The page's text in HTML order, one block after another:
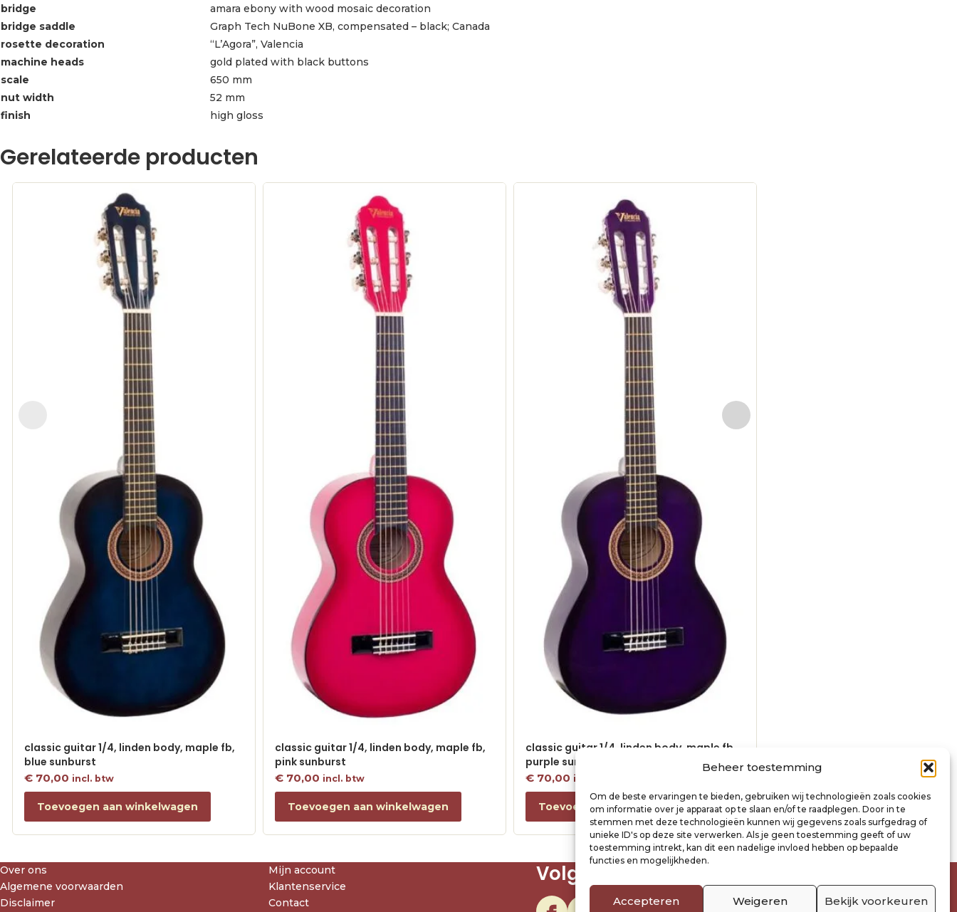
Beheer toestemming
Om de beste ervaringen te bieden, gebruiken wij technologieën zoals cookies
om informatie over je apparaat op te slaan en/of te raadplegen. Door in te
stemmen met deze technologieën kunnen wij gegevens zoals surfgedrag of
unieke ID's op deze site verwerken. Als je geen toestemming geeft of uw
toestemming intrekt, kan dit een nadelige invloed hebben op bepaalde
functies en mogelijkheden.
Accepteren Weigeren Bekijk voorkeuren
bridge
amara ebony with wood mosaic decoration
bridge saddle
Graph Tech NuBone XB, compensated – black; Canada
rosette decoration
“L’Agora”, Valencia
machine heads
gold plated with black buttons
scale
650 mm
nut width
52 mm
finish
high gloss
Gerelateerde producten
classic guitar 1/4, linden body, maple fb,
blue sunburst
€ 70,00 incl. btw
Toevoegen aan winkelwagen
classic guitar 1/4, linden body, maple fb,
pink sunburst
€ 70,00 incl. btw
Toevoegen aan winkelwagen
classic guitar 1/4, linden body, maple fb,
purple sunburst
€70,00 incl. btw
Toevoegen aan winkelwagen
red sunburst
70,00
Toevoegen aan winkelwagen
Over ons
Algemene voorwaarden
Disclaimer
Mijn account
Klantenservice
Contact
Volg ons